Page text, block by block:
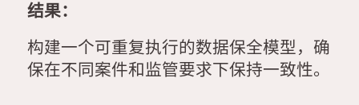
结果：
构建一个可重复执行的数据保全模型，确
保在不同案件和监管要求下保持一致性。